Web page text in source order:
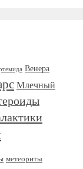
Венера
Млечный
метеориты